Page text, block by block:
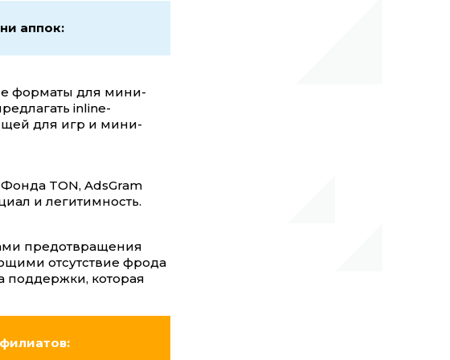
аппок:
форматы для мини-
inline-
для игр и мини-
TON, AdsGram
и легитимность.
предотвращения
отсутствие фрода
поддержки, которая